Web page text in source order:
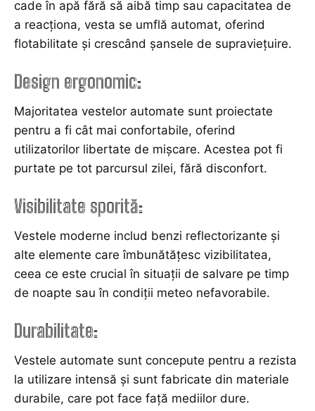
cade în apă fără să aibă timp sau capacitatea de
a reacționa, vesta se umflă automat, oferind
flotabilitate și crescând șansele de supraviețuire.
Design ergonomic:
Majoritatea vestelor automate sunt proiectate
pentru a fi cât mai confortabile, oferind
utilizatorilor libertate de mișcare. Acestea pot fi
purtate pe tot parcursul zilei, fără disconfort.
Visibilitate sporită:
Vestele moderne includ benzi reflectorizante și
alte elemente care îmbunătățesc vizibilitatea,
ceea ce este crucial în situații de salvare pe timp
de noapte sau în condiții meteo nefavorabile.
Durabilitate:
Vestele automate sunt concepute pentru a rezista
la utilizare intensă și sunt fabricate din materiale
durabile, care pot face față mediilor dure.